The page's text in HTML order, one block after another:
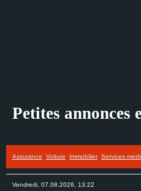
Petites annonces
Assurance Voiture Immobilier Services
Vendredi, 07.08.2026, 13:22